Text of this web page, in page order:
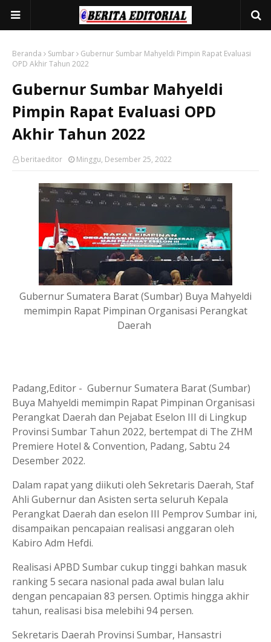
Beranda Sumbar
Gubernur Sumbar Mahyeldi Pimpin Rapat Evaluasi
OPD Akhir Tahun 2022
Gubernur Sumbar Mahyeldi
Pimpin Rapat Evaluasi OPD
Akhir Tahun 2022
beritaeditor Minggu, Desember 25, 2022
Gubernur Sumatera Barat (Sumbar) Buya Mahyeldi
memimpin Rapat Pimpinan Organisasi Perangkat
Daerah
Padang,Editor - Gubernur Sumatera Barat (Sumbar)
Buya Mahyeldi memimpin Rapat Pimpinan Organisasi
Perangkat Daerah dan Pejabat Eselon III di Lingkup
Provinsi Sumbar Tahun 2022, bertempat di The ZHM
Premiere Hotel & Convention, Padang, Sabtu 24
Desember 2022.
Dalam rapat yang diikuti oleh Sekretaris Daerah, Staf
Ahli Gubernur dan Asisten serta seluruh Kepala
Perangkat Daerah dan eselon III Pemprov Sumbar ini,
disampaikan pencapaian realisasi anggaran oleh
Kabiro Adm Hefdi.
Realisasi APBD Sumbar cukup tinggi bahkan masuk
ranking 5 secara nasional pada awal bulan lalu
dengan pencapaian 83 persen. Optimis hingga akhir
tahun, realisasi bisa melebihi 94 persen.
Sekretaris Daerah Provinsi Sumbar, Hansastri